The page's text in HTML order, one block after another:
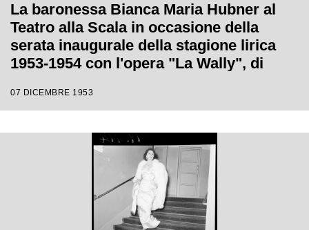
La baronessa Bianca Maria Hubner al
Teatro alla Scala in occasione della
serata inaugurale della stagione lirica
1953-1954 con l'opera "La Wally", di
Giulini, con la regia di Tatiana Pavlova
07 DICEMBRE 1953